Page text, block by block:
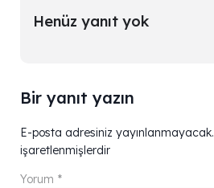
Henüz yanıt yok
Bir yanıt yazın
E-posta adresiniz yayınlanmayacak.
işaretlenmişlerdir
Yorum *